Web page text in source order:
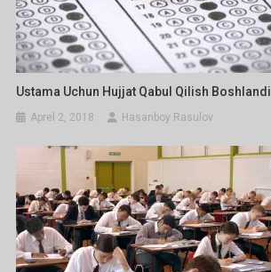
Ustama Uchun Hujjat Qabul Qilish Boshlandi
Aprel 2, 2018 Hasanboy Rasulov